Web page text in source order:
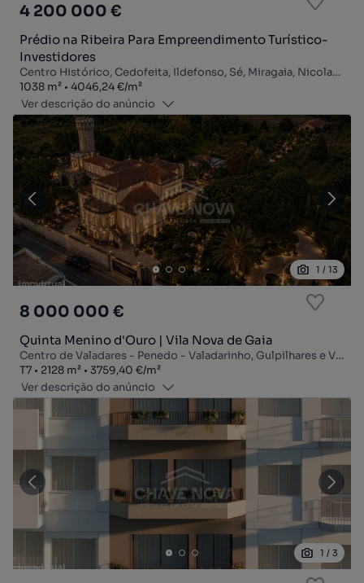
4 200 000 €
Prédio na Ribeira Para Empreendimento Turístico-
Investidores
Centro Histórico, Cedofeita, Ildefonso, Sé, Miragaia, Nicolau, Vitória, Porto, Porto
Zona
1038 m²
Preço por metro quadrado
4046,24 €/m²
Ver descrição do anúncio
1 / 13
8 000 000 €
Quinta Menino d'Ouro | Vila Nova de Gaia
Centro de Valadares - Penedo - Valadarinho, Gulpilhares e Valadares, Vila Nova de Gaia, Porto
Tipologia
T7
Zona2128 m²
Preço por metro quadrado
3759,40 €/m²
Ver descrição do anúncio
1 / 3